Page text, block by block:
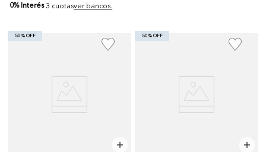
0% Interés 3 cuotasver bancos.
50% OFF 50% OFF